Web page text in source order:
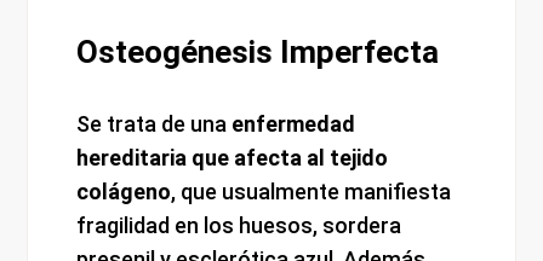
Osteogénesis Imperfecta
Se trata de una enfermedad
hereditaria que afecta al tejido
colágeno, que usualmente manifiesta
fragilidad en los huesos, sordera